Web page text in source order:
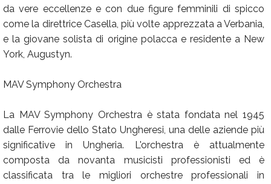
da vere eccellenze e con due figure femminili di spicco
come la direttrice Casella, più volte apprezzata a Verbania,
e la giovane solista di origine polacca e residente a New
York, Augustyn.
MAV Symphony Orchestra
La MAV Symphony Orchestra è stata fondata nel 1945
dalle Ferrovie dello Stato Ungheresi, una delle aziende più
significative in Ungheria. L'orchestra è attualmente
composta da novanta musicisti professionisti ed è
classificata tra le migliori orchestre professionali in